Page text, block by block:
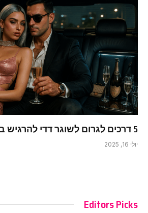
5 דרכים לגרום לשוגר דדי להרגיש בר מזל
יולי 16, 2025
Editors Picks